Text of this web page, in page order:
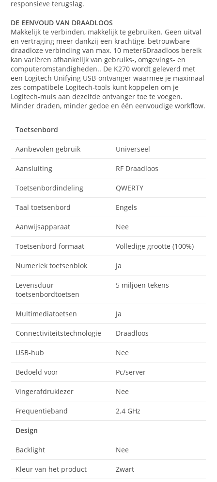
responsieve terugslag.
DE EENVOUD VAN DRAADLOOS
Makkelijk te verbinden, makkelijk te gebruiken. Geen uitval
en vertraging meer dankzij een krachtige, betrouwbare
draadloze verbinding van max. 10 meter6Draadloos bereik
kan variëren afhankelijk van gebruiks-, omgevings- en
computeromstandigheden.. De K270 wordt geleverd met
een Logitech Unifying USB-ontvanger waarmee je maximaal
zes compatibele Logitech-tools kunt koppelen om je
Logitech-muis aan dezelfde ontvanger toe te voegen.
Minder draden, minder gedoe en één eenvoudige workflow.
Toetsenbord
Aanbevolen gebruik Universeel
Aansluiting RF Draadloos
Toetsenbordindeling QWERTY
Taal toetsenbord Engels
Aanwijsapparaat Nee
Toetsenbord formaat Volledige grootte (100%)
Numeriek toetsenblok Ja
Levensduur
toetsenbordtoetsen
5 miljoen tekens
Multimediatoetsen Ja
Connectiviteitstechnologie Draadloos
USB-hub Nee
Bedoeld voor Pc/server
Vingerafdruklezer Nee
Frequentieband 2.4 GHz
Design
Backlight Nee
Kleur van het product Zwart